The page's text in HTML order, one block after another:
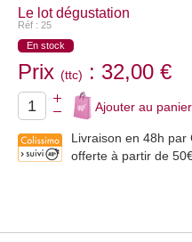
Le lot dégustation
Réf : 25
En stock
Prix (ttc) : 32,00 €
Livraison en 48h par
offerte à partir de